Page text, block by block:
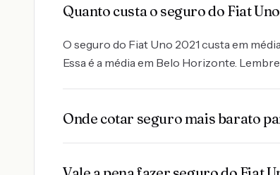
Quanto custa o seguro do Fiat
O seguro do Fiat Uno 2021 custa em
Essa é a média em Belo Horizonte.
Onde cotar seguro mais barato